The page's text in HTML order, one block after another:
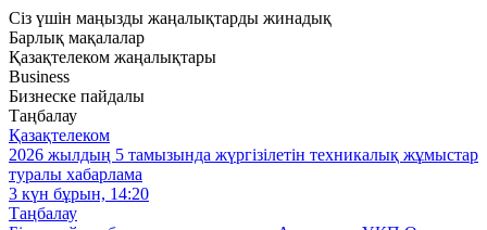
Сіз үшін маңызды жаңалықтарды жинадық
Барлық мақалалар
Қазақтелеком жаңалықтары
Business
Бизнеске пайдалы
Таңбалау
Қазақтелеком
2026 жылдың 5 тамызында жүргізілетін техникалық жұмыстар
туралы хабарлама
3 күн бұрын, 14:20
Таңбалау